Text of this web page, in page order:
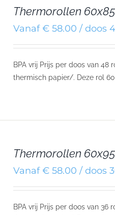
Thermorollen
Vanaf € 58.00 / doos
BPA vrij Prijs per doos van
thermisch papier/. Deze rol
Thermorollen
Vanaf € 58.00 / doos
BPA vrij Prijs per doos van